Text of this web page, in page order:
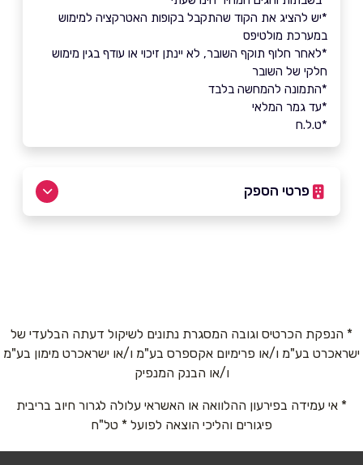
*יש להציג את הקוד שהתקבל בקופות האטרקציה למימוש
במערכת מולטיפס
*לאחר חלוף תוקף השובר, לא יינתן זיכוי או עודף בגין מימוש
חלקי של השובר
*התמונה להמחשה בלבד
*עד גמר המלאי
*ט.ל.ח
פרטי הספק
* הנפקת הכרטיס וגובה המסגרת נתונים לשיקול דעתה הבלעדי של
ישראכרט בע"מ ו/או פרימיום אקספרס בע"מ ו/או ישראכרט מימון בע"מ
ו/או הבנק המנפיק
* אי עמידה בפירעון ההלוואה או האשראי עלולה לגרור חיוב בריבית
פיגורים והליכי הוצאה לפועל * טל"ח